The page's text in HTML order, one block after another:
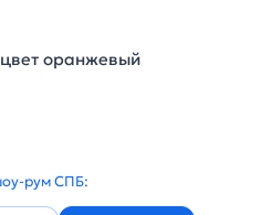
оранжевый
рум СПБ: